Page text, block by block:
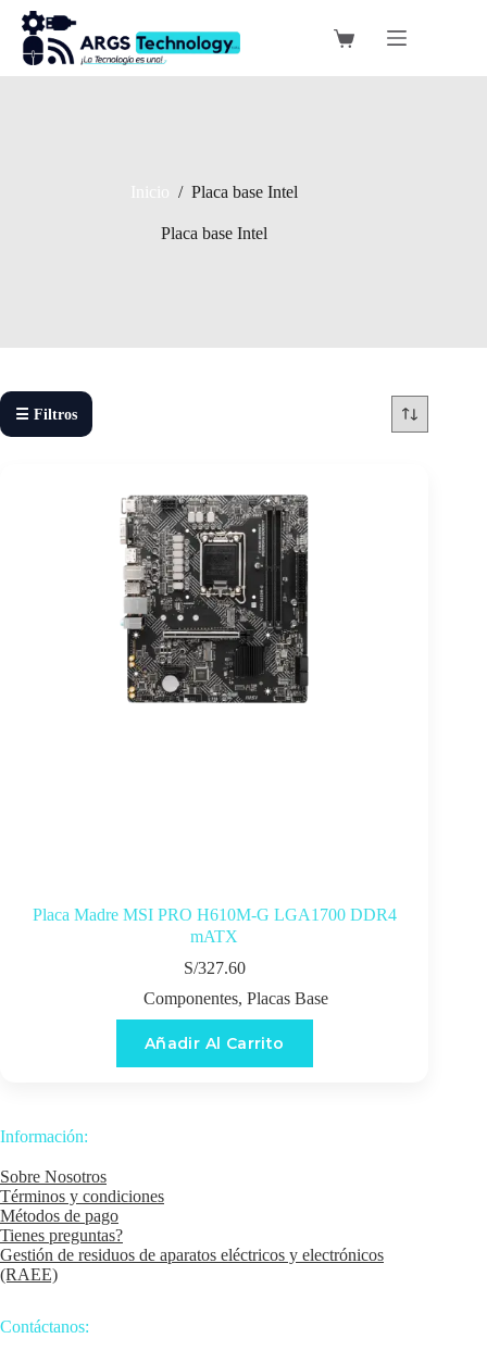
Saltar
contenido
Carro
/ Placa base Intel
Placa base Intel
☰ Filtros
Placa Madre MSI PRO H610M-G LGA1700 DDR4
mATX
S/327.60
Componentes,Placas Base
Añadir Al Carrito
Información:
Sobre Nosotros
Términos y condiciones
Métodos de pago
Tienes preguntas?
Gestión de residuos de aparatos eléctricos y electrónicos
(RAEE)
Contáctanos: